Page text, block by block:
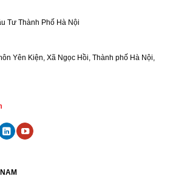
Tư Thành Phố Hà Nội
Yên Kiện, Xã Ngọc Hồi, Thành phố Hà Nội,